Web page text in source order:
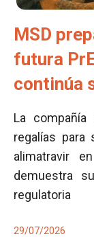
MSD
futura
continúa
La
regalías para
alimatravir
demuestra
regulatoria
29/07/2026